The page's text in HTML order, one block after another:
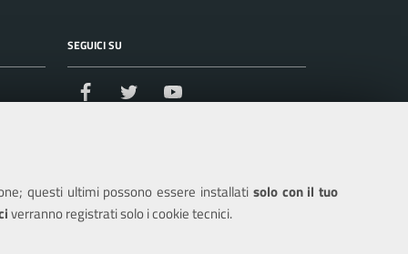
questi ultimi possono essere installati solo con il tuo
verranno registrati solo i cookie tecnici.
SEGUICI SU
Facebook Twitter